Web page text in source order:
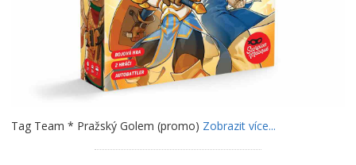
Tag Team * Pražský Golem (promo) Zobrazit více...